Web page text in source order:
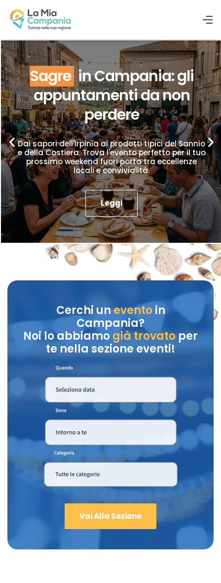
Sagre in Campania: gli
appuntamenti da non
perdere
Dai sapori dell'Irpinia ai prodotti tipici del Sannio
e della Costiera. Trova l'evento perfetto per il tuo
prossimo weekend fuori porta tra eccellenze
locali e convivialità.
Leggi
Cerchi unevento in
Campania?
Noi lo abbiamo già trovatoper
te nella sezione eventi!
Vai Alla Sezione